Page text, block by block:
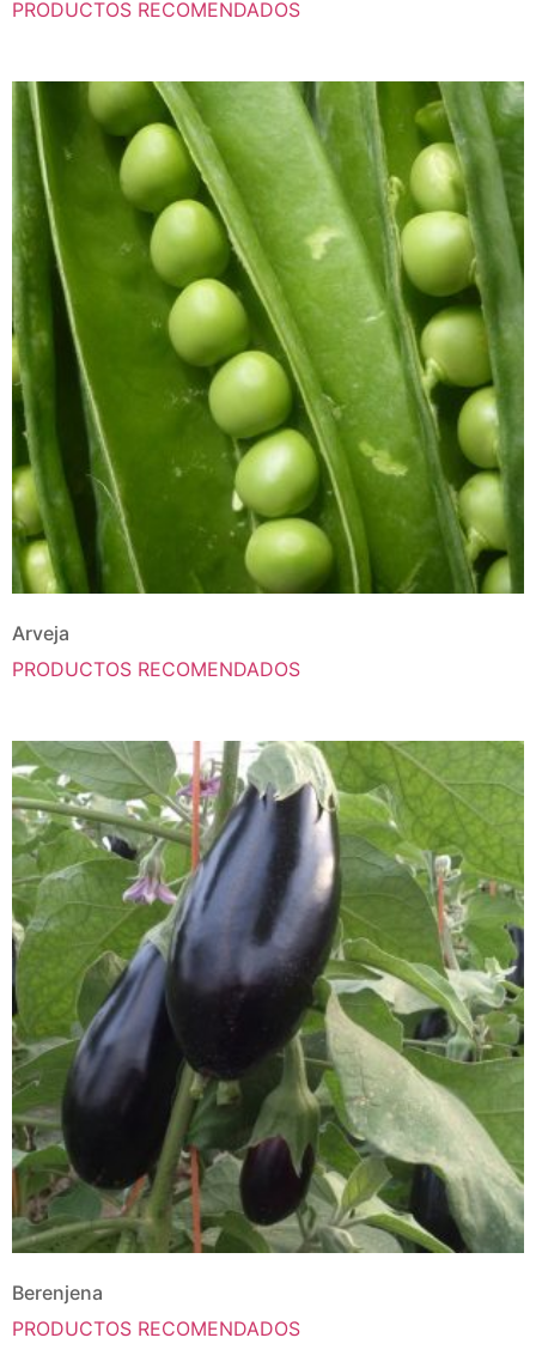
PRODUCTOS RECOMENDADOS
Arveja
PRODUCTOS RECOMENDADOS
Berenjena
PRODUCTOS RECOMENDADOS